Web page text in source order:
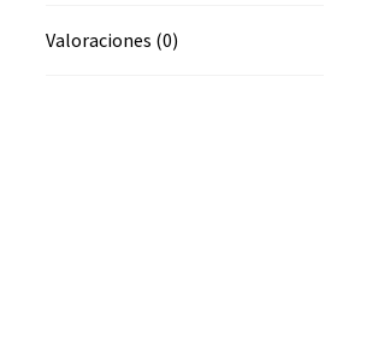
Valoraciones (0)